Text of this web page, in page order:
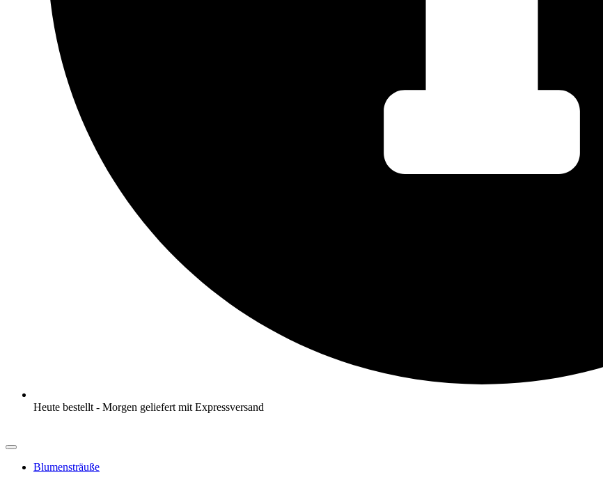
Heute bestellt - Morgen geliefert mit Expressversand
Blumensträuße